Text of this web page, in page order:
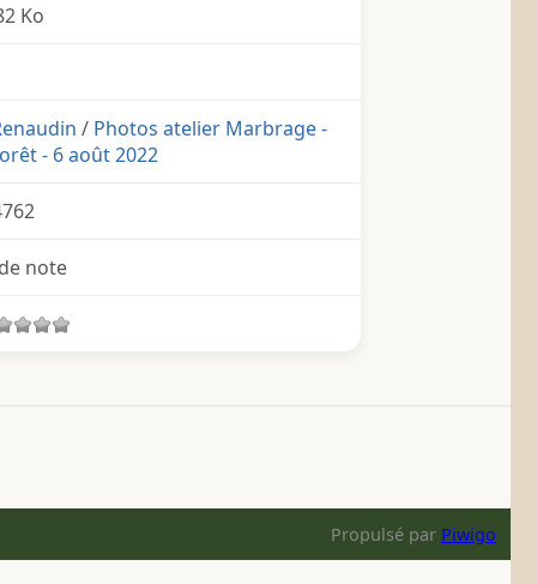
Ko
/ Photos atelier Marbrage -
- 6 août 2022
note
Propulsé par Piwigo